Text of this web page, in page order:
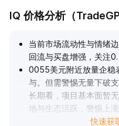
IQ 价格分析（
当前市场流动性与情绪
回流与买盘增强，关注0.
0055美元附近放量企稳
与。但需警惕无量下破
长期看，项目基本面暂
地与生态活跃，警惕上
合成交量优化仓位，长
快速获